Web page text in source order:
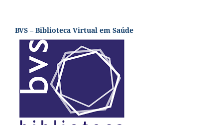
BVS – Biblioteca Virtual em Saúde